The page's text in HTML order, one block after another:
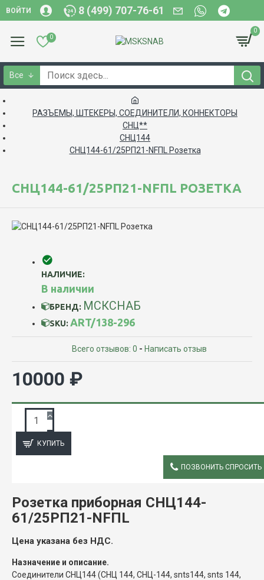
ВОЙТИ 8 (499) 707-76-61
0
0
Все
РАЗЪЕМЫ, ШТЕКЕРЫ, СОЕДИНИТЕЛИ, КОННЕКТОРЫ
СНЦ**
СНЦ144
СНЦ144-61/25РП21-NFПL Розетка
СНЦ144-61/25РП21-NFПL РОЗЕТКА
НАЛИЧИЕ:
В наличии
БРЕНД: МСКСНАБ
SKU: ART/138-296
Всего отзывов: 0 - Написать отзыв
10000 ₽
КУПИТЬ
ПОЗВОНИТЬ СПРОСИТЬ
Розетка приборная СНЦ144-
61/25РП21-NFПL
Цена указана без НДС.
Назначение и описание.
Соединители СНЦ144 (СНЦ 144, СНЦ-144, snts144, snts 144,